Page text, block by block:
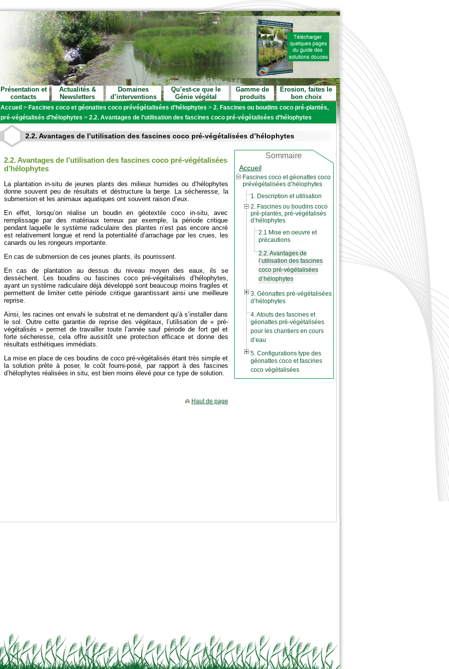
Présentation et
contacts
Actualités &
Newsletters
Domaines
d’interventions
Qu’est-ce que le
Génie végétal
Gamme de
produits
Érosion, faites le
bon choix
Accueil > Fascines coco et géonattes coco prévégétalisées d’hélophytes > 2. Fascines ou boudins coco pré-plantés,
pré-végétalisés d’hélophytes > 2.2. Avantages de l’utilisation des fascines coco pré-végétalisées d’hélophytes
2.2. Avantages de l’utilisation des fascines coco pré-végétalisées d’hélophytes
2.2. Avantages de l’utilisation des fascines coco pré-végétalisées
d’hélophytes
La plantation in-situ de jeunes plants des milieux humides ou d’hélophytes
donne souvent peu de résultats et déstructure la berge. La sécheresse, la
submersion et les animaux aquatiques ont souvent raison d’eux.
En effet, lorsqu’on réalise un boudin en géotextile coco in-situ, avec
remplissage par des matériaux terreux par exemple, la période critique
pendant laquelle le système radiculaire des plantes n’est pas encore ancré
est relativement longue et rend la potentialité d’arrachage par les crues, les
canards ou les rongeurs importante.
En cas de submersion de ces jeunes plants, ils pourrissent.
En cas de plantation au dessus du niveau moyen des eaux, ils se
dessèchent. Les boudins ou fascines coco pré-végétalisés d’hélophytes,
ayant un système radiculaire déjà développé sont beaucoup moins fragiles et
permettent de limiter cette période critique garantissant ainsi une meilleure
reprise.
Ainsi, les racines ont envahi le substrat et ne demandent qu’à s’installer dans
le sol. Outre cette garantie de reprise des végétaux, l’utilisation de « pré-
végétalisés » permet de travailler toute l’année sauf période de fort gel et
forte sécheresse, cela offre aussitôt une protection efficace et donne des
résultats esthétiques immédiats.
La mise en place de ces boudins de coco pré-végétalisés étant très simple et
la solution prête à poser, le coût fourni-posé, par rapport à des fascines
d’hélophytes réalisées in situ, est bien moins élevé pour ce type de solution.
Haut de page
Sommaire
Accueil
Fascines coco et géonattes coco
prévégétalisées d’hélophytes
1. Description et utilisation
2. Fascines ou boudins coco
pré-plantés, pré-végétalisés
d’hélophytes
2.1 Mise en oeuvre et
précautions
2.2. Avantages de
l’utilisation des fascines
coco pré-végétalisées
d’hélophytes
3. Géonattes pré-végétalisées
d’hélophytes
4. Atouts des fascines et
géonattes pré-végétalisées
pour les chantiers en cours
d’eau
5. Configurations type des
géonattes coco et fascines
coco végétalisées